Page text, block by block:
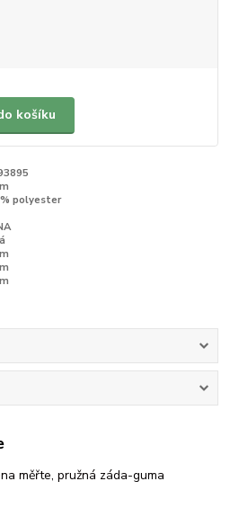
košíku
polyester
měřte, pružná záda-guma